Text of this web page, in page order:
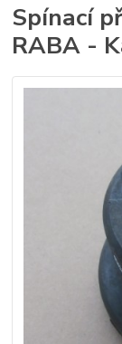
Spínací
RABA -